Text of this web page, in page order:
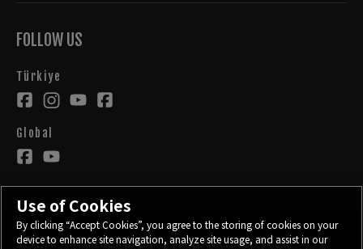
FOLLOW US
Türkiye
Global
İLETİŞİM GİZLİLİK İLKESİ KULLANICI SÖZLEŞMESİ
Use of Cookies
By clicking “Accept Cookies”, you agree to the storing of cookies on your
device to enhance site navigation, analyze site usage, and assist in our